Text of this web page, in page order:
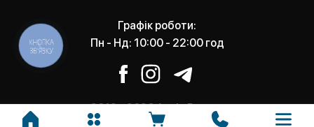
Графік роботи:
Пн - Нд: 10:00 - 22:00 год
2012 - 2026 Apple Room -
КНОПКА
ЗВ'ЯЗКУ